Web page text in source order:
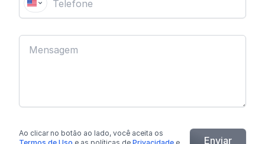
Ao clicar no botão ao lado, você aceita os
Enviar